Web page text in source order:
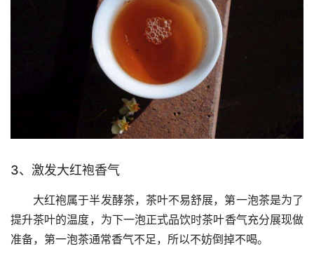
3、激发大红袍香气
大红袍属于半发酵茶，茶叶不易舒展，第一泡茶是为了
提升茶叶的温度，为下一泡正式品饮时茶叶香气充分展现做
准备，第一泡茶通常香气不足，所以不妨倒掉不喝。